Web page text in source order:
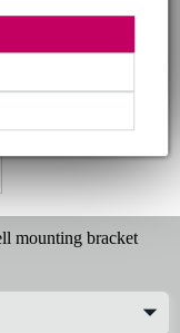
mounting bracket